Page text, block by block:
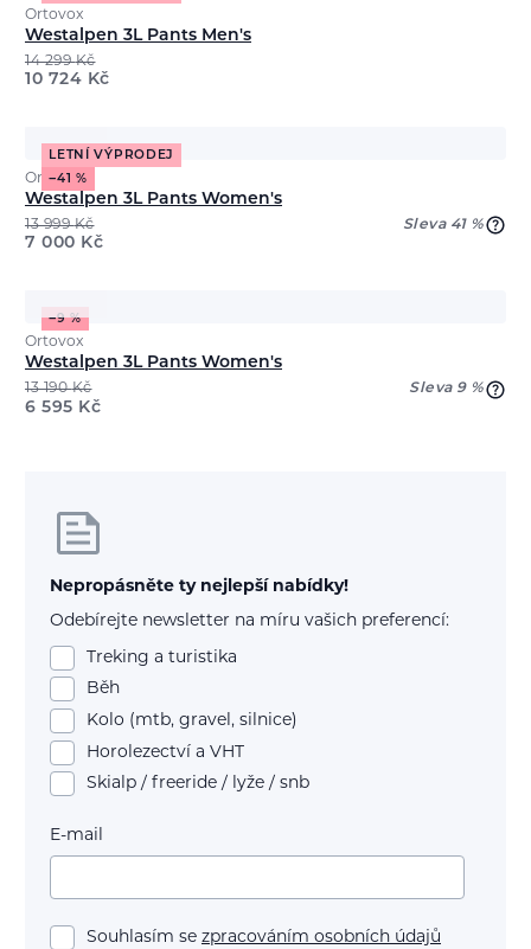
Ortovox
Westalpen 3L Pants Men's
14 299Kč
10 724 Kč
LETNÍ VÝPRODEJ
−41 %
Ortovox
Westalpen 3L Pants Women's
13 999Kč Sleva 41 %
7 000 Kč
−9 %
Ortovox
Westalpen 3L Pants Women's
13 190Kč Sleva 9 %
6 595 Kč
Nepropásněte ty nejlepší nabídky!
Odebírejte newsletter na míru vašich preferencí:
Treking a turistika
Běh
Kolo (mtb, gravel, silnice)
Horolezectví a VHT
Skialp / freeride / lyže / snb
E-mail
Souhlasím se zpracováním osobních údajů